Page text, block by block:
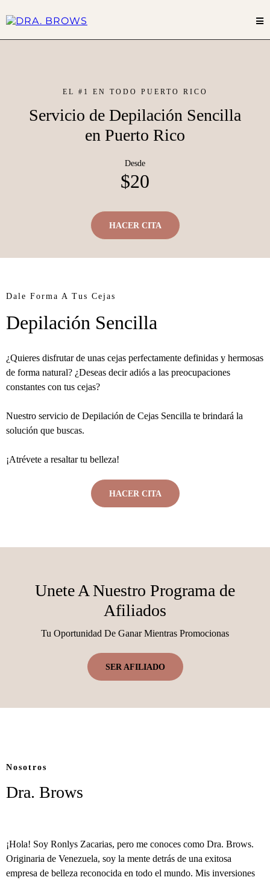
EL #1 EN TODO PUERTO RICO
Servicio de Depilación Sencilla
en Puerto Rico
Desde
$20
HACER CITA
Dale Forma A Tus Cejas
Depilación Sencilla
¿Quieres disfrutar de unas cejas perfectamente definidas y hermosas
de forma natural? ¿Deseas decir adiós a las preocupaciones
constantes con tus cejas?
Nuestro servicio de Depilación de Cejas Sencilla te brindará la
solución que buscas.
¡Atrévete a resaltar tu belleza!
HACER CITA
Unete A Nuestro Programa de
Afiliados
Tu Oportunidad De Ganar Mientras Promocionas
SER AFILIADO
Nosotros
Dra. Brows
¡Hola! Soy Ronlys Zacarias, pero me conoces como Dra. Brows.
Originaria de Venezuela, soy la mente detrás de una exitosa
empresa de belleza reconocida en todo el mundo. Mis inversiones